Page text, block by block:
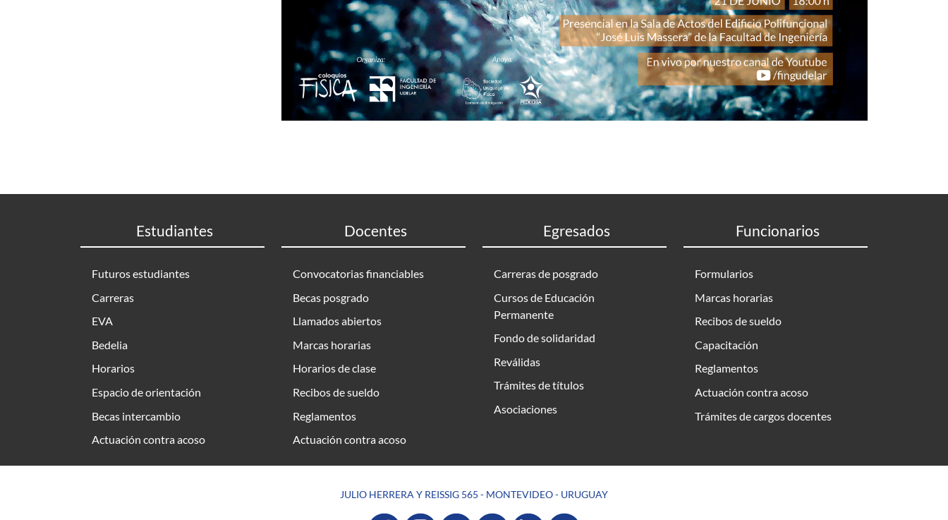
Estudiantes
Futuros estudiantes
Carreras
EVA
Bedelia
Horarios
Espacio de orientación
Becas intercambio
Actuación contra acoso
Docentes
Convocatorias financiables
Becas posgrado
Llamados abiertos
Marcas horarias
Horarios de clase
Recibos de sueldo
Reglamentos
Actuación contra acoso
Egresados
Carreras de posgrado
Cursos de Educación
Permanente
Fondo de solidaridad
Reválidas
Trámites de títulos
Asociaciones
Funcionarios
Formularios
Marcas horarias
Recibos de sueldo
Capacitación
Reglamentos
Actuación contra acoso
Trámites de cargos docentes
JULIO HERRERA Y REISSIG 565 - MONTEVIDEO - URUGUAY